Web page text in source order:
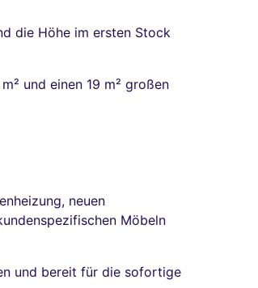
die Höhe im ersten Stock
und einen 19 m² großen
neuen
Möbeln
und bereit für die sofortige